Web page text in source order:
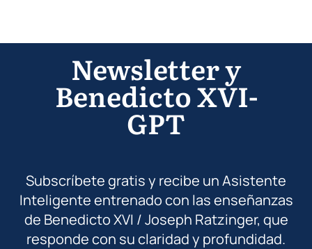
Newsletter y
Benedicto XVI-
GPT
Subscríbete gratis y recibe un Asistente
Inteligente entrenado con las enseñanzas
de Benedicto XVI / Joseph Ratzinger, que
responde con su claridad y profundidad.